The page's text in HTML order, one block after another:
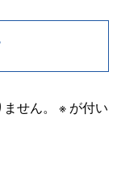
せん。 ※ が付い